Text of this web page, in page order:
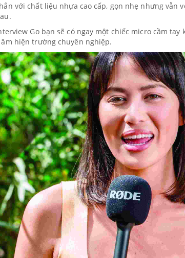
với chất liệu nhựa cao cấp, gọn nhẹ nhưng
Go bạn sẽ có ngay một chiếc micro cầm
hiện trường chuyên nghiệp.